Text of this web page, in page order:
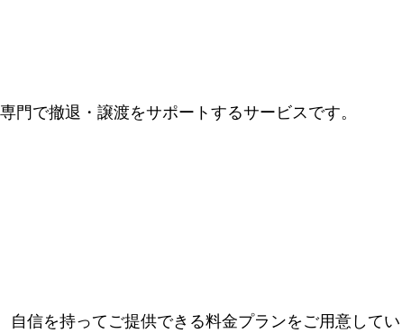
門で撤退・譲渡をサポートするサービスです。
自信を持ってご提供できる料金プランをご用意して